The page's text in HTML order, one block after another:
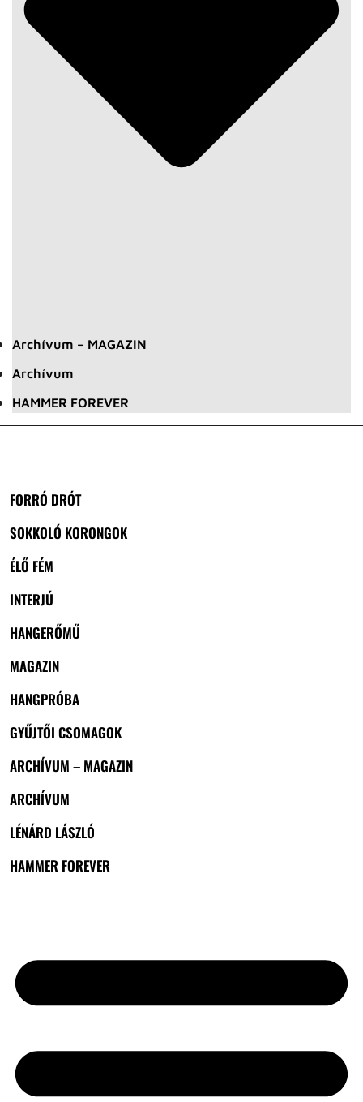
Archívum – MAGAZIN
Archívum
HAMMER FOREVER
FORRÓ DRÓT
SOKKOLÓ KORONGOK
ÉLŐ FÉM
INTERJÚ
HANGERŐMŰ
MAGAZIN
HANGPRÓBA
GYŰJTŐI CSOMAGOK
ARCHÍVUM – MAGAZIN
ARCHÍVUM
LÉNÁRD LÁSZLÓ
HAMMER FOREVER